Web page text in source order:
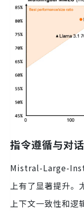
指令遵循与对
Mistral-Large-
上有了显著提升。
上下文一致性和逻